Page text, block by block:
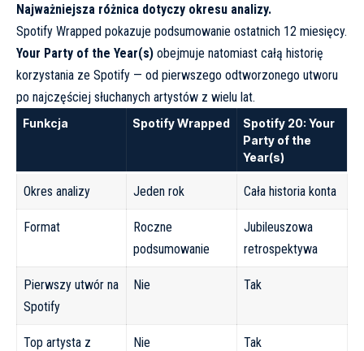
Najważniejsza różnica dotyczy okresu analizy.
Spotify Wrapped pokazuje podsumowanie ostatnich 12 miesięcy.
Your Party of the Year(s) obejmuje natomiast całą historię
korzystania ze Spotify — od pierwszego odtworzonego utworu
po najczęściej słuchanych artystów z wielu lat.
Funkcja Spotify Wrapped
Spotify 20: Your
Party of the
Year(s)
Okres analizy Jeden rok Cała historia konta
Format
Roczne
podsumowanie
Jubileuszowa
retrospektywa
Pierwszy utwór na
Spotify
Nie Tak
Top artysta z
Nie Tak